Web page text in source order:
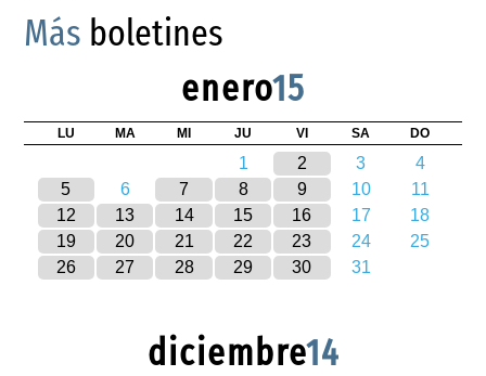
Más boletines
enero15
LU MA MI JU VI SA DO
1 2 3
4
5
6 7 8 9 10
11
12
13 14 15 16 17
18
19
20 21 22 23 24
25
26
27 28 29 30 31
diciembre14